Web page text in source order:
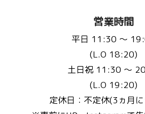
営業時間
平日 11:30 〜
(L.O 18:20)
土日祝 11:30 〜
(L.O 19:20)
定休日：不定休(3ヵ月